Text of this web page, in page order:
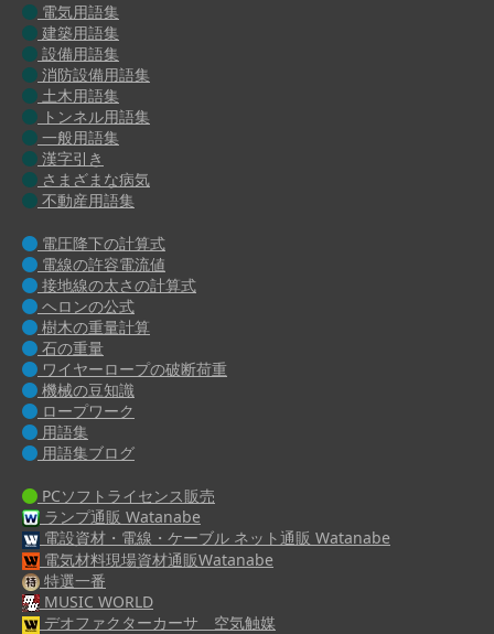
電気用語集
建築用語集
設備用語集
消防設備用語集
土木用語集
トンネル用語集
一般用語集
漢字引き
さまざまな病気
不動産用語集
電圧降下の計算式
電線の許容電流値
接地線の太さの計算式
ヘロンの公式
樹木の重量計算
石の重量
ワイヤーロープの破断荷重
機械の豆知識
ロープワーク
用語集
用語集ブログ
PCソフトライセンス販売
ランプ通販 Watanabe
電設資材・電線・ケーブル ネット通販 Watanabe
電気材料現場資材通販Watanabe
特選一番
MUSIC WORLD
デオファクターカーサ 空気触媒